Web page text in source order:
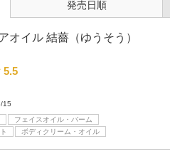
発売日順
オイル 結薔（ゆうそう）
5.5
15
フェイスオイル・バーム
ボディクリーム・オイル